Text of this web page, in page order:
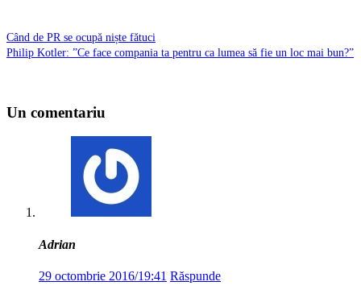
Când de PR se ocupă niște fătuci
Philip Kotler: ”Ce face compania ta pentru ca lumea să fie un loc mai bun?”
Un comentariu
Adrian
29 octombrie 2016/19:41 Răspunde